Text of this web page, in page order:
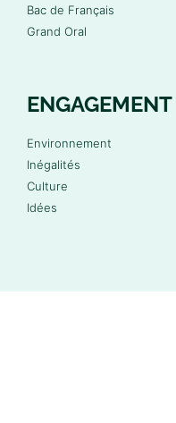
Bac de Français
Grand Oral
ENGAGEMENT
Environnement
Inégalités
Culture
Idées